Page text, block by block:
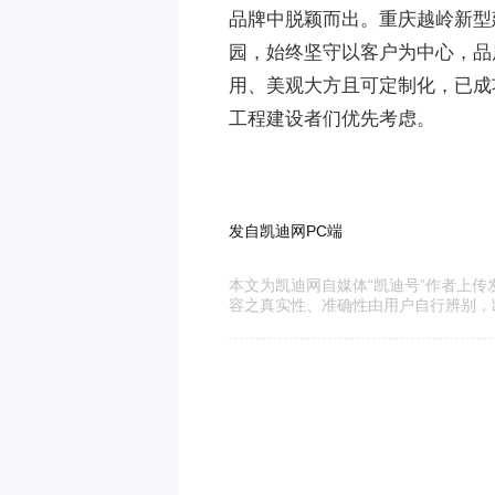
品牌中脱颖而出。重庆越岭新
园，始终坚守以客户为中心，
用、美观大方且可定制化，已
工程建设者们优先考虑。
发自凯迪网PC端
本文为凯迪网自媒体“凯迪号”作者上
容之真实性、准确性由用户自行辨别